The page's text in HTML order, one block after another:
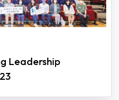
Leadership